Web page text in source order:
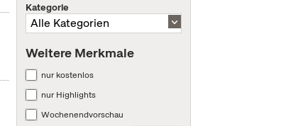
Kategorie
Weitere Merkmale
nur kostenlos
nur Highlights
Wochenendvorschau